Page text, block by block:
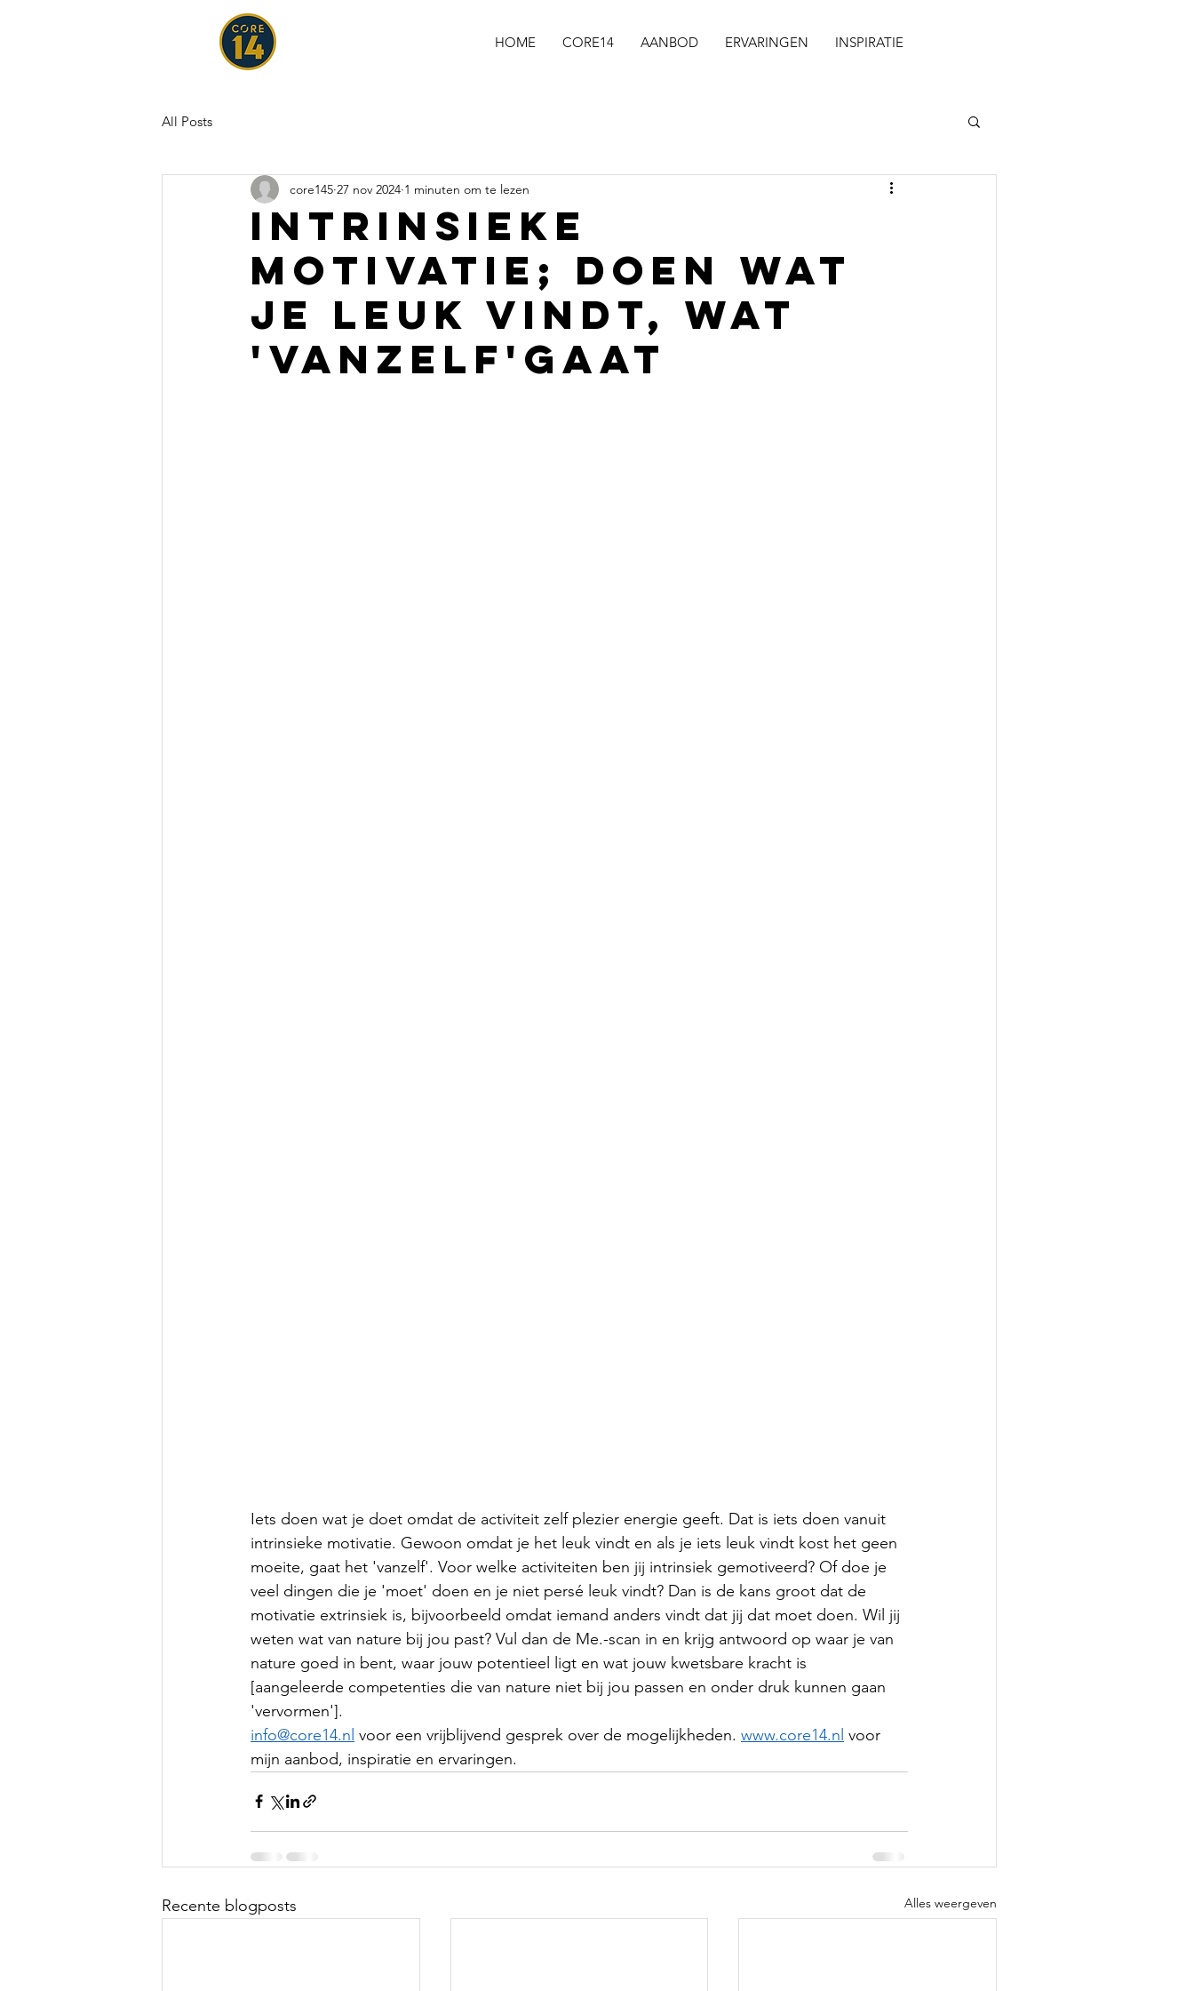
HOME CORE14 AANBOD ERVARINGEN INSPIRATIE
All Posts
intrinsieke
motivatie; doen wat
je leuk vindt, wat
'vanzelf'gaat
core145 27 nov 2024 1 minuten om te lezen
Iets doen wat je doet omdat de activiteit zelf plezier energie geeft. Dat is iets doen vanuit
intrinsieke motivatie. Gewoon omdat je het leuk vindt en als je iets leuk vindt kost het geen
moeite, gaat het 'vanzelf'. Voor welke activiteiten ben jij intrinsiek gemotiveerd? Of doe je
veel dingen die je 'moet' doen en je niet persé leuk vindt? Dan is de kans groot dat de
motivatie extrinsiek is, bijvoorbeeld omdat iemand anders vindt dat jij dat moet doen. Wil jij
weten wat van nature bij jou past? Vul dan de Me.-scan in en krijg antwoord op waar je van
nature goed in bent, waar jouw potentieel ligt en wat jouw kwetsbare kracht is
[aangeleerde competenties die van nature niet bij jou passen en onder druk kunnen gaan
'vervormen'].
info@core14.nl voor een vrijblijvend gesprek over de mogelijkheden. www.core14.nl voor
mijn aanbod, inspiratie en ervaringen.
Recente blogposts Alles weergeven